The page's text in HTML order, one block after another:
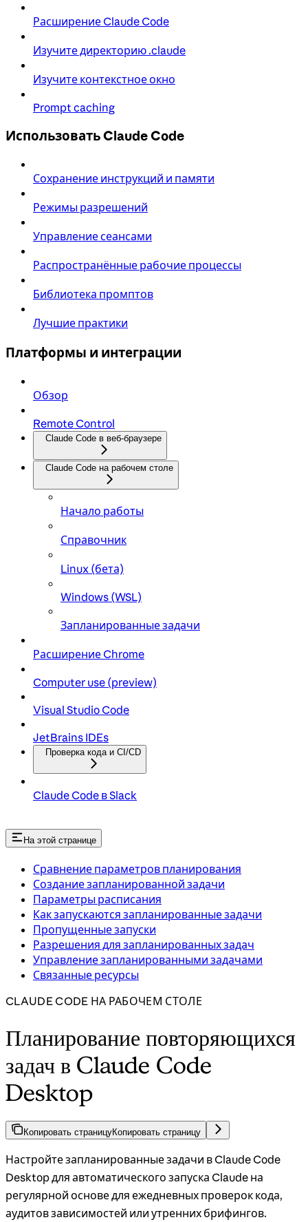
Расширение Claude Code
Изучите директорию .claude
Изучите контекстное окно
Prompt caching
Использовать Claude Code
Сохранение инструкций и памяти
Режимы разрешений
Управление сеансами
Распространённые рабочие процессы
Библиотека промптов
Лучшие практики
Платформы и интеграции
Обзор
Remote Control
Claude Code в веб-браузере
Claude Code на рабочем столе
Начало работы
Справочник
Linux (бета)
Windows (WSL)
Запланированные задачи
Расширение Chrome
Computer use (preview)
Visual Studio Code
JetBrains IDEs
Проверка кода и CI/CD
Claude Code в Slack
На этой странице
Сравнение параметров планирования
Создание запланированной задачи
Параметры расписания
Как запускаются запланированные задачи
Пропущенные запуски
Разрешения для запланированных задач
Управление запланированными задачами
Связанные ресурсы
CLAUDE CODE НА РАБОЧЕМ СТОЛЕ
Планирование повторяющихся
задач в Claude Code
Desktop
Копировать страницуКопировать страницу
Настройте запланированные задачи в Claude Code
Desktop для автоматического запуска Claude на
регулярной основе для ежедневных проверок кода,
аудитов зависимостей или утренних брифингов.